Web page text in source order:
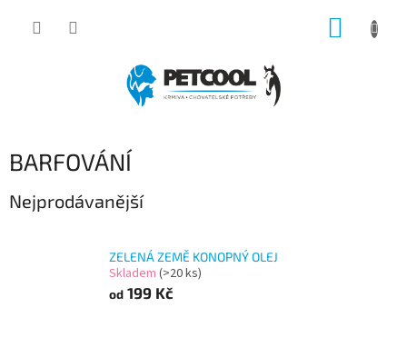
BARFOVÁNÍ
Nejprodávanější
ZELENÁ ZEMĚ KONOPNÝ OLEJ
Skladem (>20 ks)
od 199 Kč